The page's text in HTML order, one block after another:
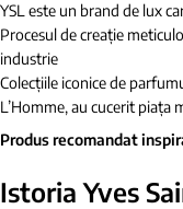
YSL este un brand de lux
Procesul de creație
industrie
Colecțiile iconice de
L’Homme, au cucerit piața
Produs recomandat
Istoria Yves